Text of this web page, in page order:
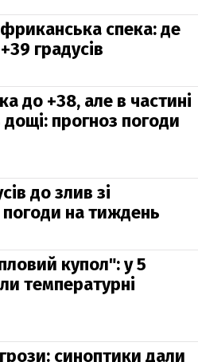
спека: де
градусів
до +38, але в частині
прогноз погоди
до злив зі
на тиждень
купол": у 5
температурні
синоптики дали